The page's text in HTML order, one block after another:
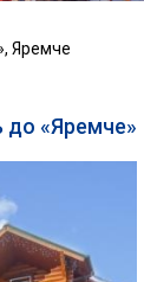
Яремче
до «Яремче»